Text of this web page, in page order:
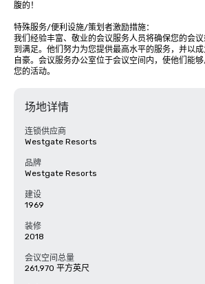
腹的！
特殊服务/便利设施/策划者激励措施：
我们经验丰富、敬业的会议服务人员将确保您的会
到满足。他们努力为您提供最高水平的服务，并以
自豪。会议服务办公室位于会议空间内，使他们能
您的活动。
场地详情
连锁供应商
Westgate Resorts
品牌
Westgate Resorts
建设
1969
装修
2018
会议空间总量
261,970 平方英尺